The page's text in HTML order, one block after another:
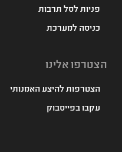
פניות לסל תרבות
כניסה למערכת
הצטרפו אלינו
הצטרפות להיצע האמנותי
עקבו בפייסבוק